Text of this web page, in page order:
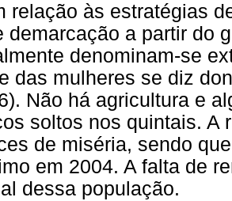
relação às estratégias
demarcação a partir do
denominam-se
das mulheres se diz
Não há agricultura e
soltos nos quintais. A
de miséria, sendo
em 2004. A falta de
dessa população.